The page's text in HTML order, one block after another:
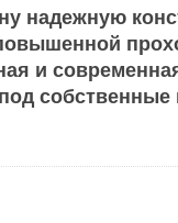
надежную
и